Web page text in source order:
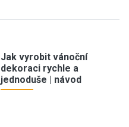
Jak vyrobit vánoční
dekoraci rychle a
jednoduše | návod